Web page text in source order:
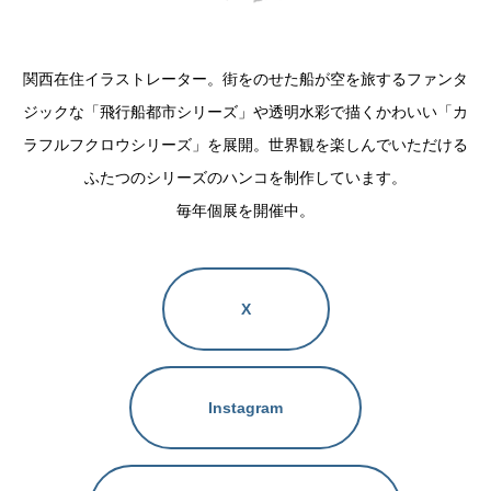
関西在住イラストレーター。街をのせた船が空を旅するファンタ
ジックな「飛行船都市シリーズ」や透明水彩で描くかわいい「カ
ラフルフクロウシリーズ」を展開。世界観を楽しんでいただける
ふたつのシリーズのハンコを制作しています。
毎年個展を開催中。
X
Instagram